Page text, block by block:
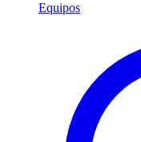
Equipos